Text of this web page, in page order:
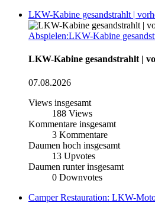
LKW-Kabine gesandstrahlt |
Abspielen:LKW-Kabine
LKW-Kabine gesandstrahlt |
07.08.2026
Views insgesamt
188 Views
Kommentare insgesamt
3 Kommentare
Daumen hoch insgesamt
13 Upvotes
Daumen runter insgesamt
0 Downvotes
Camper Restauration: LKW-